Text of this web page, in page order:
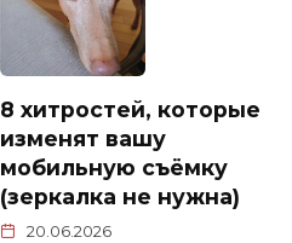
8 хитростей, которые
изменят вашу
мобильную съёмку
(зеркалка не нужна)
20.06.2026